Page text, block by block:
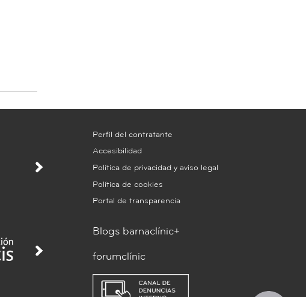
Perfil del contratante
Accesibilidad
Política de privacidad y aviso legal
Política de cookies
Portal de transparencia
Blogs barnaclínic+
forumclínic